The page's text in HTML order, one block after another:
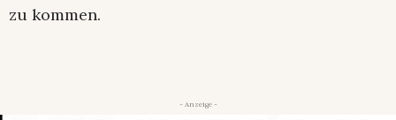
zu kommen.
- Anzeige -